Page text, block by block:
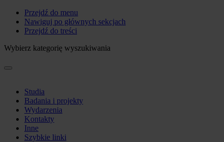
Przejdź do menu
Nawiguj po głównych sekcjach
Przejdź do treści
Wybierz kategorię wyszukiwania
Studia
Badania i projekty
Wydarzenia
Kontakty
Inne
Szybkie linki